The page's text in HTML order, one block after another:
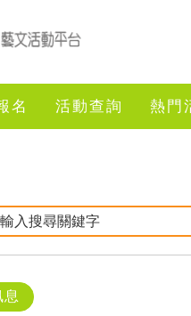
名 活動查詢 熱門